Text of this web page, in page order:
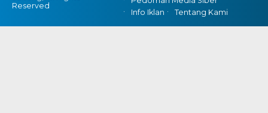
Reserved
Info Iklan
Tentang Kami